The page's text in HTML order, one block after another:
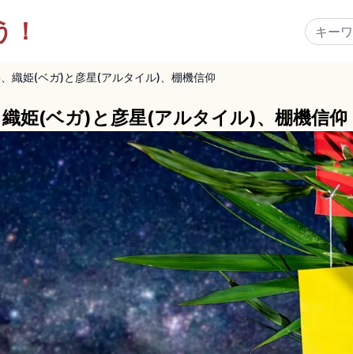
！
織姫(ベガ)と彦星(アルタイル)、棚機信仰
姫(ベガ)と彦星(アルタイル)、棚機信仰